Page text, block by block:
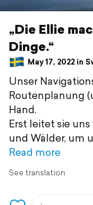
„Die Ellie
Dinge.“
May 17, 2022 in
Unser
Routenplanung
Hand.
Erst leitet sie
und Wälder, um
Read more
See translation